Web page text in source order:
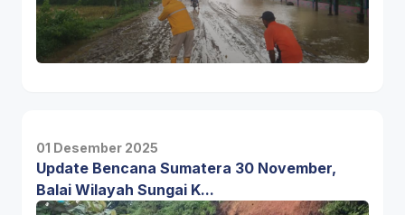
01 Desember 2025
Update Bencana Sumatera 30 November,
Balai Wilayah Sungai K...